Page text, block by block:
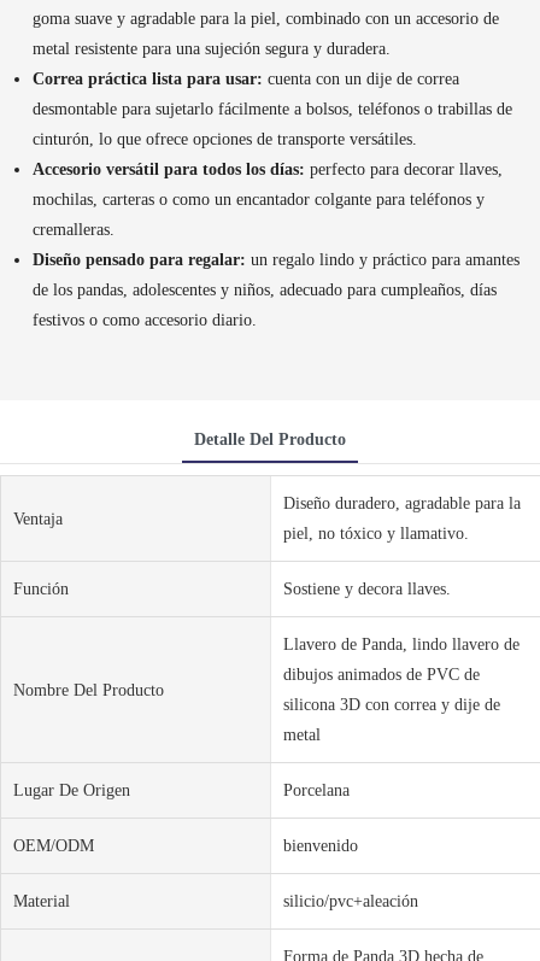
goma suave y agradable para la piel, combinado con un accesorio de
metal resistente para una sujeción segura y duradera.
Correa práctica lista para usar: cuenta con un dije de correa
desmontable para sujetarlo fácilmente a bolsos, teléfonos o trabillas de
cinturón, lo que ofrece opciones de transporte versátiles.
Accesorio versátil para todos los días: perfecto para decorar llaves,
mochilas, carteras o como un encantador colgante para teléfonos y
cremalleras.
Diseño pensado para regalar: un regalo lindo y práctico para amantes
de los pandas, adolescentes y niños, adecuado para cumpleaños, días
festivos o como accesorio diario.
Detalle Del Producto
Ventaja
Diseño duradero, agradable para la
piel, no tóxico y llamativo.
Función Sostiene y decora llaves.
Nombre Del Producto
Llavero de Panda, lindo llavero de
dibujos animados de PVC de
silicona 3D con correa y dije de
metal
Lugar De Origen Porcelana
OEM/ODM bienvenido
Material silicio/pvc+aleación
Forma de Panda 3D hecha de